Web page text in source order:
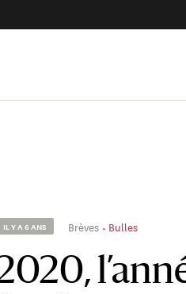
IL Y A 6 ANS Brèves Bulles